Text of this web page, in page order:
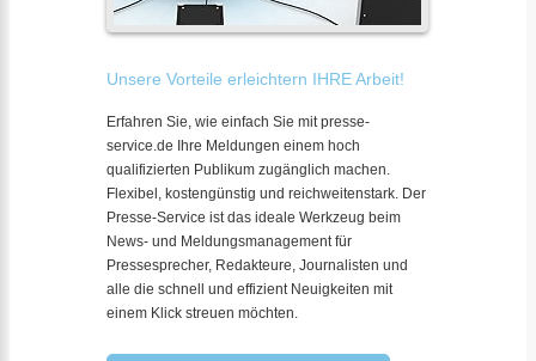
Unsere Vorteile erleichtern IHRE Arbeit!
Erfahren Sie, wie einfach Sie mit presse-
service.de Ihre Meldungen einem hoch
qualifizierten Publikum zugänglich machen.
Flexibel, kostengünstig und reichweitenstark. Der
Presse-Service ist das ideale Werkzeug beim
News- und Meldungsmanagement für
Pressesprecher, Redakteure, Journalisten und
alle die schnell und effizient Neuigkeiten mit
einem Klick streuen möchten.